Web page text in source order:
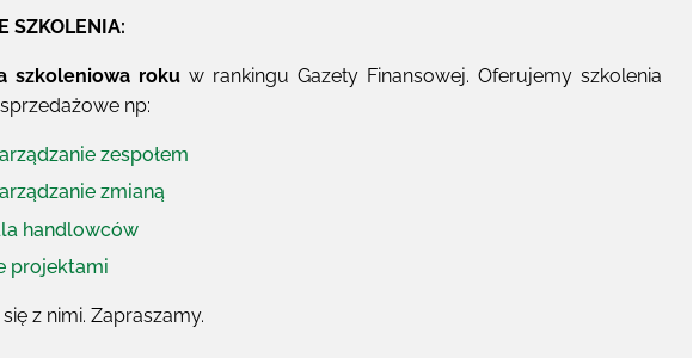
SZKOLENIA:
szkoleniowa roku w rankingu Gazety Finansowej. Oferujemy szkolenia
np:
zespołem
zmianą
handlowców
projektami
z nimi. Zapraszamy.